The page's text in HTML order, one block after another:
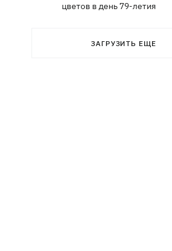
цветов в день 79-летия
ЗАГРУЗИТЬ ЕЩЕ